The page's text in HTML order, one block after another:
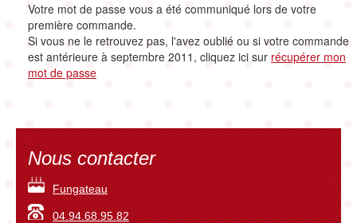
Votre mot de passe vous a été communiqué lors de votre
première commande.
Si vous ne le retrouvez pas, l'avez oublié ou si votre commande
est antérieure à septembre 2011, cliquez ici sur récupérer mon
mot de passe
Nous contacter
Fungateau
04.94.68.95.82